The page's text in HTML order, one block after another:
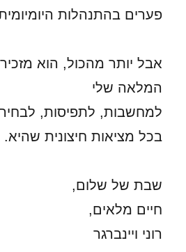
פערים בהתנהלות
אבל יותר מהכול, הוא
המלאה שלי
למחשבות, לתפיסות,
בכל מציאות חיצונית שהיא.
שבת של שלום,
חיים מלאים,
רוני ויינברגר